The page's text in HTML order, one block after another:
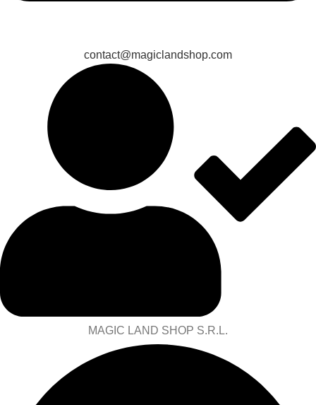
contact@magiclandshop.com
MAGIC LAND SHOP S.R.L.